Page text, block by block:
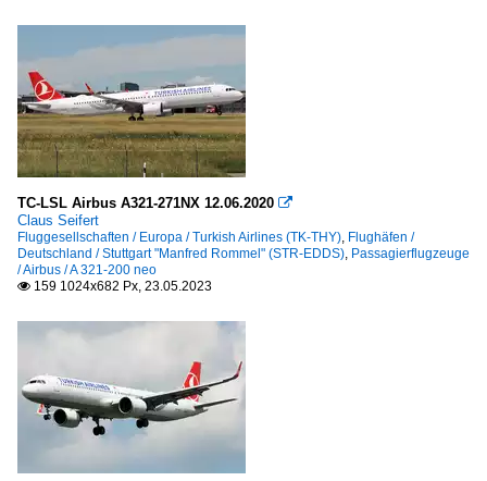
TC-LSL Airbus A321-271NX 12.06.2020 
Claus Seifert
Fluggesellschaften / Europa / Turkish Airlines (TK-THY), Flughäfen /
Deutschland / Stuttgart "Manfred Rommel" (STR-EDDS), Passagierflugzeuge
/ Airbus / A 321-200 neo
 159 1024x682 Px, 23.05.2023